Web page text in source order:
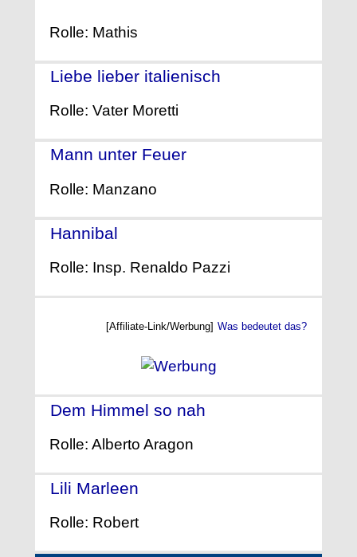
Rolle: Mathis
Liebe lieber italienisch
Rolle: Vater Moretti
Mann unter Feuer
Rolle: Manzano
Hannibal
Rolle: Insp. Renaldo Pazzi
[Affiliate-Link/Werbung] Was bedeutet das?
Dem Himmel so nah
Rolle: Alberto Aragon
Lili Marleen
Rolle: Robert